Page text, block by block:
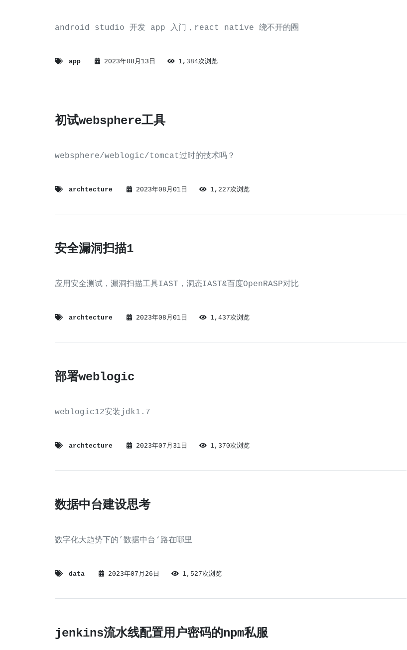
android studio 开发 app 入门，react native 绕不开的圈
app 2023年08月13日 1,384次浏览
初试websphere工具
websphere/weblogic/tomcat过时的技术吗？
archtecture 2023年08月01日 1,227次浏览
安全漏洞扫描1
应用安全测试，漏洞扫描工具IAST，洞态IAST&百度OpenRASP对比
archtecture 2023年08月01日 1,437次浏览
部署weblogic
weblogic12安装jdk1.7
archtecture 2023年07月31日 1,370次浏览
数据中台建设思考
数字化大趋势下的’数据中台‘路在哪里
data 2023年07月26日 1,527次浏览
jenkins流水线配置用户密码的npm私服